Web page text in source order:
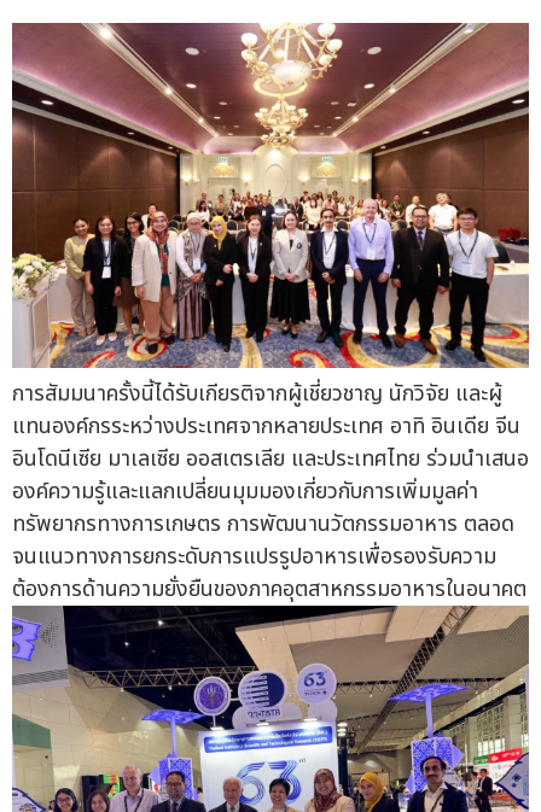
การสัมมนาครั้งนี้ได้รับเกียรติจากผู้เชี่ยวชาญ นักวิจัย และผู้
แทนองค์กรระหว่างประเทศจากหลายประเทศ อาทิ อินเดีย จีน
อินโดนีเซีย มาเลเซีย ออสเตรเลีย และประเทศไทย ร่วมนำเสนอ
องค์ความรู้และแลกเปลี่ยนมุมมองเกี่ยวกับการเพิ่มมูลค่า
ทรัพยากรทางการเกษตร การพัฒนานวัตกรรมอาหาร ตลอด
จนแนวทางการยกระดับการแปรรูปอาหารเพื่อรองรับความ
ต้องการด้านความยั่งยืนของภาคอุตสาหกรรมอาหารในอนาคต